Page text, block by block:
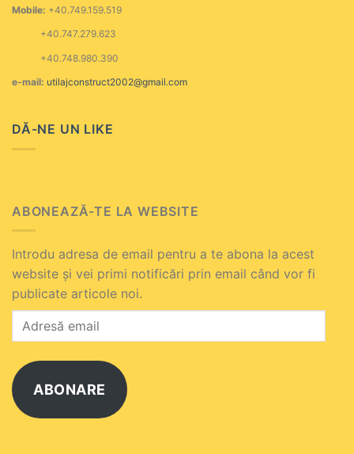
Mobile: +40.749.159.519
+40.747.279.623
+40.748.980.390
e-mail: utilajconstruct2002@gmail.com
DĂ-NE UN LIKE
ABONEAZĂ-TE LA WEBSITE
Introdu adresa de email pentru a te abona la acest
website și vei primi notificări prin email când vor fi
publicate articole noi.
Adresă
ABONARE